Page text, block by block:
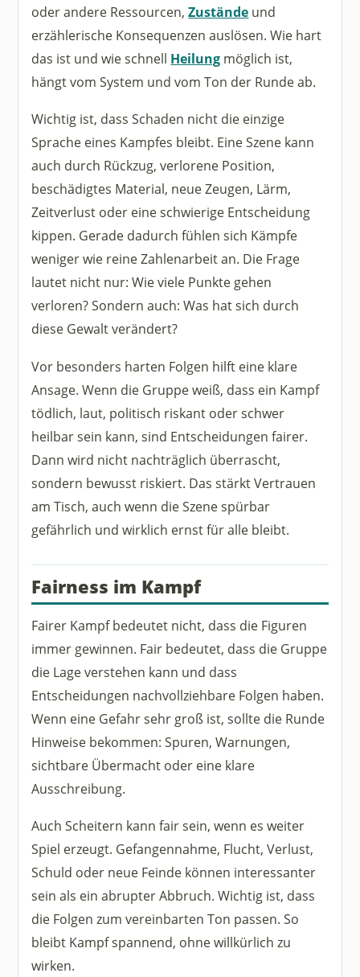
oder andere Ressourcen,Zustände und
erzählerische Konsequenzen auslösen. Wie hart
das ist und wie schnell Heilung möglich ist,
hängt vom System und vom Ton der Runde ab.
Wichtig ist, dass Schaden nicht die einzige
Sprache eines Kampfes bleibt. Eine Szene kann
auch durch Rückzug, verlorene Position,
beschädigtes Material, neue Zeugen, Lärm,
Zeitverlust oder eine schwierige Entscheidung
kippen. Gerade dadurch fühlen sich Kämpfe
weniger wie reine Zahlenarbeit an. Die Frage
lautet nicht nur: Wie viele Punkte gehen
verloren? Sondern auch: Was hat sich durch
diese Gewalt verändert?
Vor besonders harten Folgen hilft eine klare
Ansage. Wenn die Gruppe weiß, dass ein Kampf
tödlich, laut, politisch riskant oder schwer
heilbar sein kann, sind Entscheidungen fairer.
Dann wird nicht nachträglich überrascht,
sondern bewusst riskiert. Das stärkt Vertrauen
am Tisch, auch wenn die Szene spürbar
gefährlich und wirklich ernst für alle bleibt.
Fairness im Kampf
Fairer Kampf bedeutet nicht, dass die Figuren
immer gewinnen. Fair bedeutet, dass die Gruppe
die Lage verstehen kann und dass
Entscheidungen nachvollziehbare Folgen haben.
Wenn eine Gefahr sehr groß ist, sollte die Runde
Hinweise bekommen: Spuren, Warnungen,
sichtbare Übermacht oder eine klare
Ausschreibung.
Auch Scheitern kann fair sein, wenn es weiter
Spiel erzeugt. Gefangennahme, Flucht, Verlust,
Schuld oder neue Feinde können interessanter
sein als ein abrupter Abbruch. Wichtig ist, dass
die Folgen zum vereinbarten Ton passen. So
bleibt Kampf spannend, ohne willkürlich zu
wirken.